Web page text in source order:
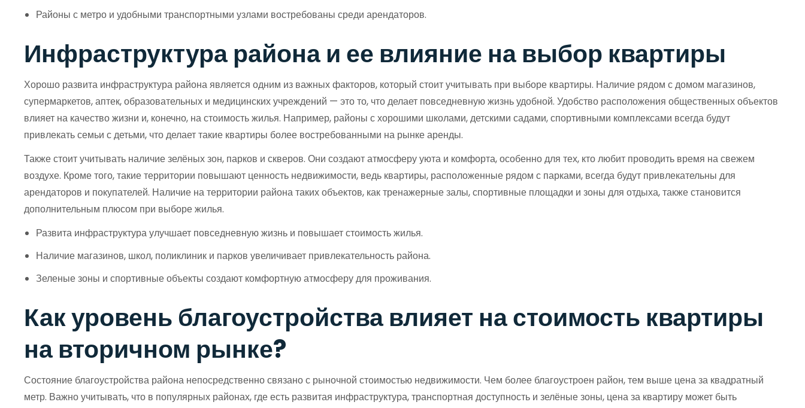
Районы с метро и удобными транспортными узлами востребованы среди арендаторов.
Инфраструктура района и ее влияние на выбор квартиры
Хорошо развита инфраструктура района является одним из важных факторов, который стоит учитывать при выборе квартиры. Наличие рядом с домом магазинов,
супермаркетов, аптек, образовательных и медицинских учреждений — это то, что делает повседневную жизнь удобной. Удобство расположения общественных объектов
влияет на качество жизни и, конечно, на стоимость жилья. Например, районы с хорошими школами, детскими садами, спортивными комплексами всегда будут
привлекать семьи с детьми, что делает такие квартиры более востребованными на рынке аренды.
Также стоит учитывать наличие зелёных зон, парков и скверов. Они создают атмосферу уюта и комфорта, особенно для тех, кто любит проводить время на свежем
воздухе. Кроме того, такие территории повышают ценность недвижимости, ведь квартиры, расположенные рядом с парками, всегда будут привлекательны для
арендаторов и покупателей. Наличие на территории района таких объектов, как тренажерные залы, спортивные площадки и зоны для отдыха, также становится
дополнительным плюсом при выборе жилья.
Развита инфраструктура улучшает повседневную жизнь и повышает стоимость жилья.
Наличие магазинов, школ, поликлиник и парков увеличивает привлекательность района.
Зеленые зоны и спортивные объекты создают комфортную атмосферу для проживания.
Как уровень благоустройства влияет на стоимость квартиры
на вторичном рынке?
Состояние благоустройства района непосредственно связано с рыночной стоимостью недвижимости. Чем более благоустроен район, тем выше цена за квадратный
метр. Важно учитывать, что в популярных районах, где есть развитая инфраструктура, транспортная доступность и зелёные зоны, цена за квартиру может быть